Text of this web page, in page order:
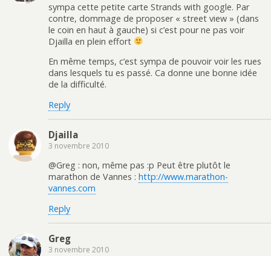
sympa cette petite carte Strands with google. Par
contre, dommage de proposer « street view » (dans
le coin en haut à gauche) si c’est pour ne pas voir
Djailla en plein effort
En même temps, c’est sympa de pouvoir voir les rues
dans lesquels tu es passé. Ca donne une bonne idée
de la difficulté.
Reply
Djailla
3 novembre 2010
@Greg : non, même pas :p Peut être plutôt le
marathon de Vannes : http://www.marathon-
vannes.com
Reply
Greg
3 novembre 2010